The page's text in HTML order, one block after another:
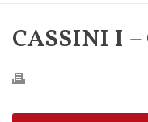
CASSINI I –